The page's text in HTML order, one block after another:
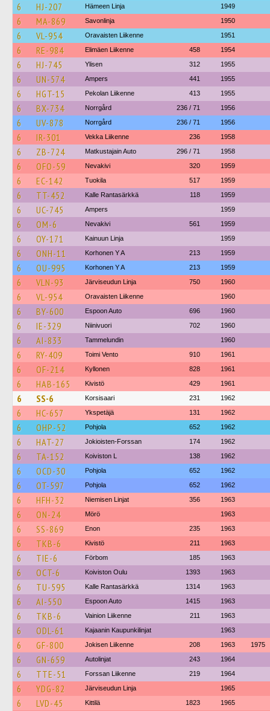
6 HJ-207 Hämeen Linja 1949
6 MA-869 Savonlinja 1950
6 VL-954 Oravaisten Liikenne 1951
6 RE-984 Elimäen Liikenne 458 1954
6 HJ-745 Ylisen 312 1955
6 UN-574 Ampers 441 1955
6 HGT-15 Pekolan Liikenne 413 1955
6 BX-734 Norrgård 236 / 71 1956
6 UV-878 Norrgård 236 / 71 1956
6 IR-301 Vekka Liikenne 236 1958
6 ZB-724 Matkustajain Auto 296 / 71 1958
6 OFO-59 Nevakivi 320 1959
6 EC-142 Tuokila 517 1959
6 TT-452 Kalle Rantasärkkä 118 1959
6 UC-745 Ampers 1959
6 OM-6 Nevakivi 561 1959
6 OY-171 Kainuun Linja 1959
6 ONH-11 Korhonen Y A 213 1959
6 OU-995 Korhonen Y A 213 1959
6 VLN-93 Järviseudun Linja 750 1960
6 VL-954 Oravaisten Liikenne 1960
6 BY-600 Espoon Auto 696 1960
6 IE-329 Niinivuori 702 1960
6 AI-833 Tammelundin 1960
6 RY-409 Toimi Vento 910 1961
6 OF-214 Kyllonen 828 1961
6 HAB-165 Kivistö 429 1961
6 SS-6 Korsisaari 231 1962
6 HC-657 Ykspetäjä 131 1962
6 OHP-52 Pohjola 652 1962
6 HAT-27 Jokioisten-Forssan 174 1962
6 TA-152 Koiviston L 138 1962
6 OCD-30 Pohjola 652 1962
6 OT-597 Pohjola 652 1962
6 HFH-32 Niemisen Linjat 356 1963
6 ON-24 Mörö 1963
6 SS-869 Enon 235 1963
6 TKB-6 Kivistö 211 1963
6 TIE-6 Förbom 185 1963
6 OCT-6 Koiviston Oulu 1393 1963
6 TU-595 Kalle Rantasärkkä 1314 1963
6 AI-550 Espoon Auto 1415 1963
6 TKB-6 Vainion Liikenne 211 1963
6 ODL-61 Kajaanin Kaupunkilinjat 1963
6 GF-800 Jokisen Liikenne 208 1963 1975
6 GN-659 Autolinjat 243 1964
6 TTE-51 Forssan Liikenne 219 1964
6 YDG-82 Järviseudun Linja 1965
6 LVD-45 Kittilä 1823 1965